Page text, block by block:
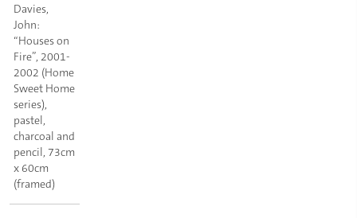
Davies,
John:
“Houses on
Fire”, 2001-
2002 (Home
Sweet Home
series),
pastel,
charcoal and
pencil, 73cm
x 60cm
(framed)